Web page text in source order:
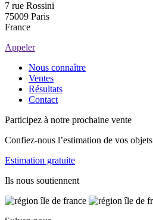
7 rue Rossini
75009 Paris
France
Appeler
Nous connaître
Ventes
Résultats
Contact
Participez à notre prochaine vente
Confiez-nous l’estimation de vos objets
Estimation gratuite
Ils nous soutiennent